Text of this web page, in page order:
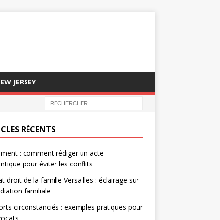
JERSEY
RÉCENTS
: comment rédiger un acte
pour éviter les conflits
droit de la famille Versailles : éclairage sur
familiale
circonstanciés : exemples pratiques pour